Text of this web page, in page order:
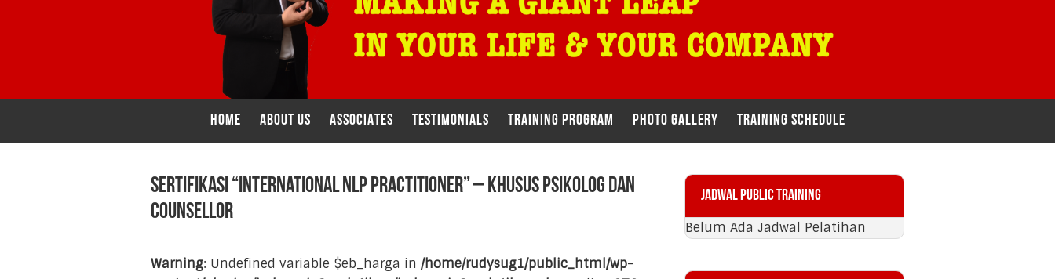
Home ABOUT US ASSOCIATES TESTIMONIALS Training Program Photo Gallery TRAINING SCHEDULE
Sertifikasi “International NLP Practitioner” – Khusus Psikolog dan
Counsellor
Warning: Undefined variable $eb_harga in /home/rudysug1/public_html/wp-
Primary
Sidebar
Jadwal Public Training
Belum Ada Jadwal Pelatihan